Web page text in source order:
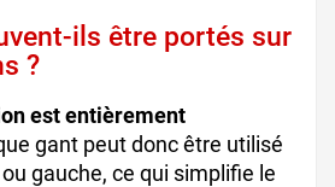
ils être portés sur
?
est entièrement
gant peut donc être utilisé
gauche, ce qui simplifie le